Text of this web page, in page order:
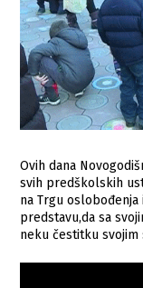
Ovih dana
svih predškolskih
na Trgu
predstavu,da sa
neku čestitku svojim